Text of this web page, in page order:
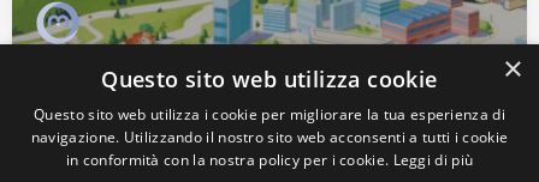
×
Questo sito web utilizza cookie
Questo sito web utilizza i cookie per migliorare la tua esperienza di
navigazione. Utilizzando il nostro sito web acconsenti a tutti i cookie
in conformità con la nostra policy per i cookie. Leggi di più